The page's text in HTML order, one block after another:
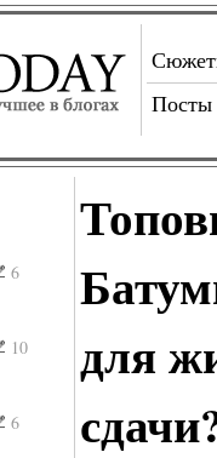
Посты
6
10
6
для